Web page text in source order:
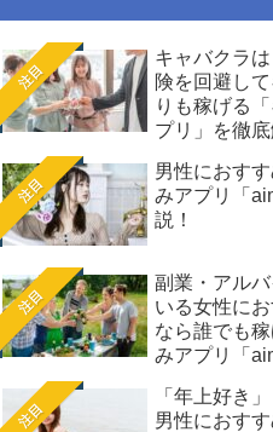
注目
キャバクラ
険を回避し
りも稼げる
プリ」を徹底
注目
男性におす
みアプリ「
説！
注目
副業・アル
いる女性に
なら誰でも
みアプリ「
注目
「年上好き
男性におす